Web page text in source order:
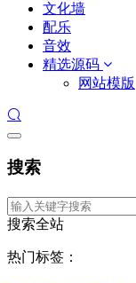
文化墙
配乐
音效
精选源码
网站模版
搜索
搜索全站
热门标签：